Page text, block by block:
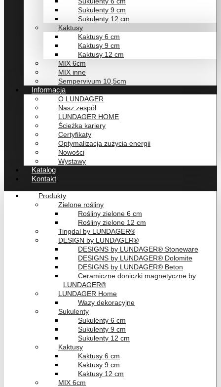
Sukulenty 9 cm
Sukulenty 12 cm
Kaktusy
Kaktusy 6 cm
Kaktusy 9 cm
Kaktusy 12 cm
MIX 6cm
MIX inne
Sempervivum 10,5cm
Informacja
O LUNDAGER
Nasz zespół
LUNDAGER HOME
Ścieżka kariery
Certyfikaty
Optymalizacja zużycia energii
Nowości
Wystawy
Katalog
Kontakt
Produkty
Zielone rośliny
Rośliny zielone 6 cm
Rośliny zielone 12 cm
Tingdal by LUNDAGER®
DESIGN by LUNDAGER®
DESIGNS by LUNDAGER® Stoneware
DESIGNS by LUNDAGER® Dolomite
DESIGNS by LUNDAGER® Beton
Ceramiczne doniczki magnetyczne by
LUNDAGER®
LUNDAGER Home
Wazy dekoracyjne
Sukulenty
Sukulenty 6 cm
Sukulenty 9 cm
Sukulenty 12 cm
Kaktusy
Kaktusy 6 cm
Kaktusy 9 cm
Kaktusy 12 cm
MIX 6cm